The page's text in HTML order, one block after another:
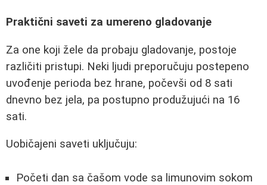
Praktični saveti za umereno gladovanje
Za one koji žele da probaju gladovanje, postoje
različiti pristupi. Neki ljudi preporučuju postepeno
uvođenje perioda bez hrane, počevši od 8 sati
dnevno bez jela, pa postupno produžujući na 16
sati.
Uobičajeni saveti uključuju:
Početi dan sa čašom vode sa limunovim sokom